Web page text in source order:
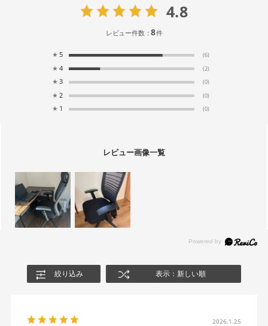
4.8
レビュー件数：8件
★ 5 (6)
★ 4 (2)
★ 3 (0)
★ 2 (0)
★ 1 (0)
レビュー画像一覧
絞り込み 表示：新しい順
2026.1.25